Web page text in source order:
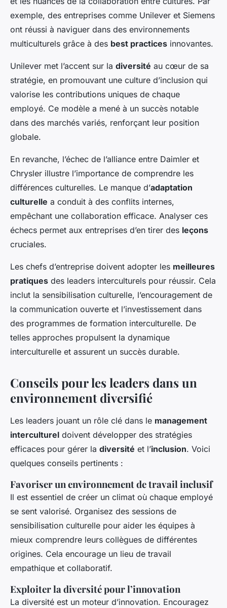
exemple, des entreprises comme Unilever et Siemens
ont réussi à naviguer dans des environnements
multiculturels grâce à des best practices innovantes.
Unilever met l’accent sur la diversité au cœur de sa
stratégie, en promouvant une culture d’inclusion qui
valorise les contributions uniques de chaque
employé. Ce modèle a mené à un succès notable
dans des marchés variés, renforçant leur position
globale.
En revanche, l’échec de l’alliance entre Daimler et
Chrysler illustre l’importance de comprendre les
différences culturelles. Le manque d’adaptation
culturelle a conduit à des conflits internes,
empêchant une collaboration efficace. Analyser ces
échecs permet aux entreprises d’en tirer des leçons
cruciales.
Les chefs d’entreprise doivent adopter les meilleures
pratiques des leaders interculturels pour réussir. Cela
inclut la sensibilisation culturelle, l’encouragement de
la communication ouverte et l’investissement dans
des programmes de formation interculturelle. De
telles approches propulsent la dynamique
interculturelle et assurent un succès durable.
Conseils pour les leaders dans un
environnement diversifié
Les leaders jouant un rôle clé dans le management
interculturel doivent développer des stratégies
efficaces pour gérer la diversité et l’inclusion. Voici
quelques conseils pertinents :
Favoriser un environnement de travail inclusif
Il est essentiel de créer un climat où chaque employé
se sent valorisé. Organisez des sessions de
sensibilisation culturelle pour aider les équipes à
mieux comprendre leurs collègues de différentes
origines. Cela encourage un lieu de travail
empathique et collaboratif.
Exploiter la diversité pour l’innovation
La diversité est un moteur d’innovation. Encouragez